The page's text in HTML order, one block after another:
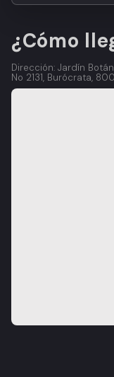
¿Cómo
Dirección: Jardín
No 2131, Burócrata,